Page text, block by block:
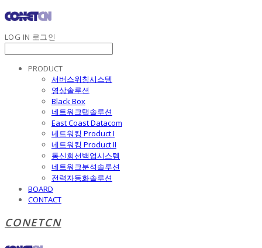
LOG IN 로그인
PRODUCT
서버스위칭시스템
영상솔루션
Black Box
네트워크탭솔루션
East Coast Datacom
네트워킹 Product I
네트워킹 Product II
통신회선백업시스템
네트워크분석솔루션
전력자동화솔루션
BOARD
CONTACT
CONETCN